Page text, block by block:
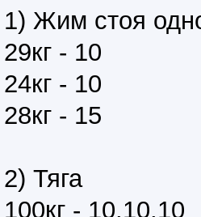
1) Жим стоя
29кг - 10
24кг - 10
28кг - 15
2) Тяга
100кг - 10,10,10